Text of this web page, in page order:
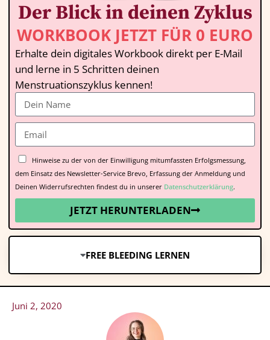
FREE BLEEDING LERNEN
Der Blick in deinen Zyklus
WORKBOOK JETZT FÜR 0 EURO
Erhalte dein digitales Workbook direkt per E-Mail
und lerne in 5 Schritten deinen
Menstruationszyklus kennen!
Hinweise zu der von der Einwilligung mitumfassten Erfolgsmessung,
dem Einsatz des Newsletter-Service Brevo, Erfassung der Anmeldung und
Deinen Widerrufsrechten findest du in unserer Datenschutzerklärung.
JETZT HERUNTERLADEN
Juni 2, 2020